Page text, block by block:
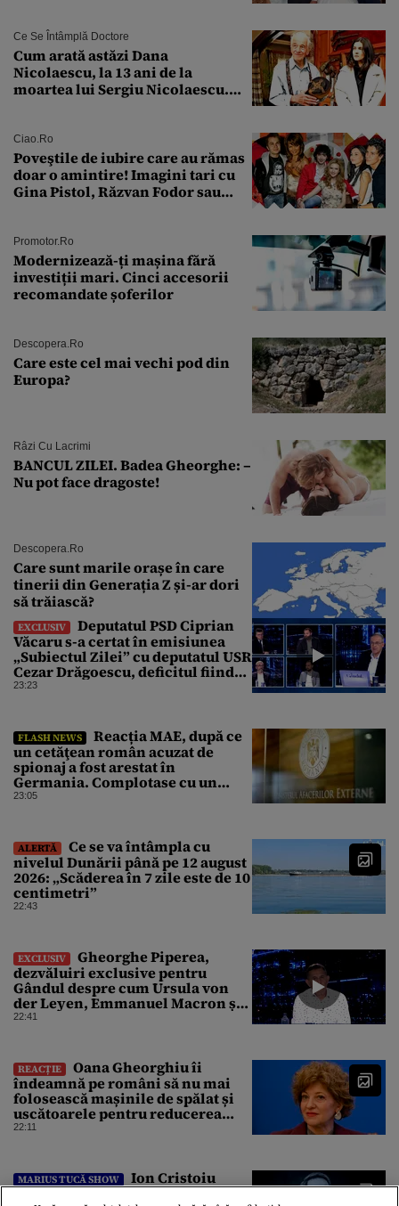
Ce Se Întâmplă Doctore
Cum arată astăzi Dana
Nicolaescu, la 13 ani de la
moartea lui Sergiu Nicolaescu.
Ciao.ro
Poveştile de iubire care au rămas
doar o amintire! Imagini tari cu
Gina Pistol, Răzvan Fodor sau
Promotor.ro
Modernizează-ți mașina fără
investiții mari. Cinci accesorii
recomandate șoferilor
Descopera.ro
Care este cel mai vechi pod din
Europa?
Râzi Cu Lacrimi
BANCUL ZILEI. Badea Gheorghe: –
Nu pot face dragoste!
Descopera.ro
Care sunt marile orașe în care
tinerii din Generația Z și-ar dori
să trăiască?
EXCLUSIV
Deputatul PSD Ciprian
Văcaru s-a certat în emisiunea
„Subiectul Zilei” cu deputatul USR
Cezar Drăgoescu, deficitul fiind
motivul scandalului
23:23
FLASH NEWS
Reacția MAE, după ce
un cetăţean român acuzat de
spionaj a fost arestat în
Germania. Complotase cu un
ucrainean ca să asasineze un
23:05
ALERTĂ
Ce se va întâmpla cu
nivelul Dunării până pe 12 august
2026: „Scăderea în 7 zile este de 10
centimetri”
22:43
EXCLUSIV
Gheorghe Piperea,
dezvăluiri exclusive pentru
Gândul despre cum Ursula von
der Leyen, Emmanuel Macron și
Zelenski plănuiesc pe Signal să îl
22:41
REACȚIE
Oana Gheorghiu îi
îndeamnă pe români să nu mai
folosească mașinile de spălat și
uscătoarele pentru reducerea
consumului de energie
22:11
MARIUS TUCĂ SHOW
Ion Cristoiu
compară conflictul de interese al